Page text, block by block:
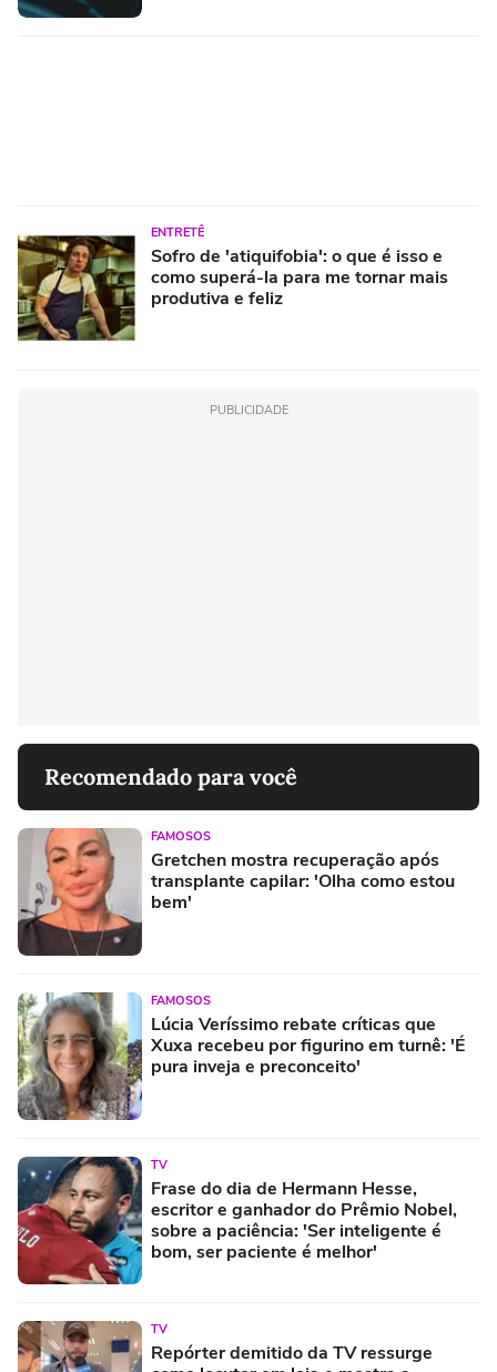
ENTRETÊ
Sofro de 'atiquifobia': o que é isso e
como superá-la para me tornar mais
produtiva e feliz
PUBLICIDADE
Recomendado para você
FAMOSOS
Gretchen mostra recuperação após
transplante capilar: 'Olha como estou
bem'
FAMOSOS
Lúcia Veríssimo rebate críticas que
Xuxa recebeu por figurino em turnê: 'É
pura inveja e preconceito'
TV
Frase do dia de Hermann Hesse,
escritor e ganhador do Prêmio Nobel,
sobre a paciência: 'Ser inteligente é
bom, ser paciente é melhor'
TV
Repórter demitido da TV ressurge